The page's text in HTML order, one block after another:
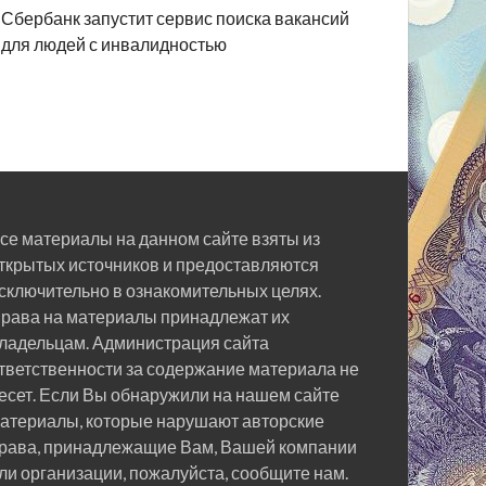
Сбербанк запустит сервис поиска вакансий
для людей с инвалидностью
материалы на данном сайте взяты из
источников и предоставляются
в ознакомительных целях.
на материалы принадлежат их
Администрация сайта
за содержание материала не
Если Вы обнаружили на нашем сайте
которые нарушают авторские
принадлежащие Вам, Вашей компании
организации, пожалуйста, сообщите нам.